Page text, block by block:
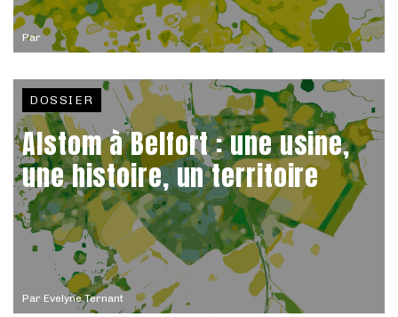
Par
Par Evelyne Ternant
DOSSIER
Alstom à Belfort : une usine,
une histoire, un territoire